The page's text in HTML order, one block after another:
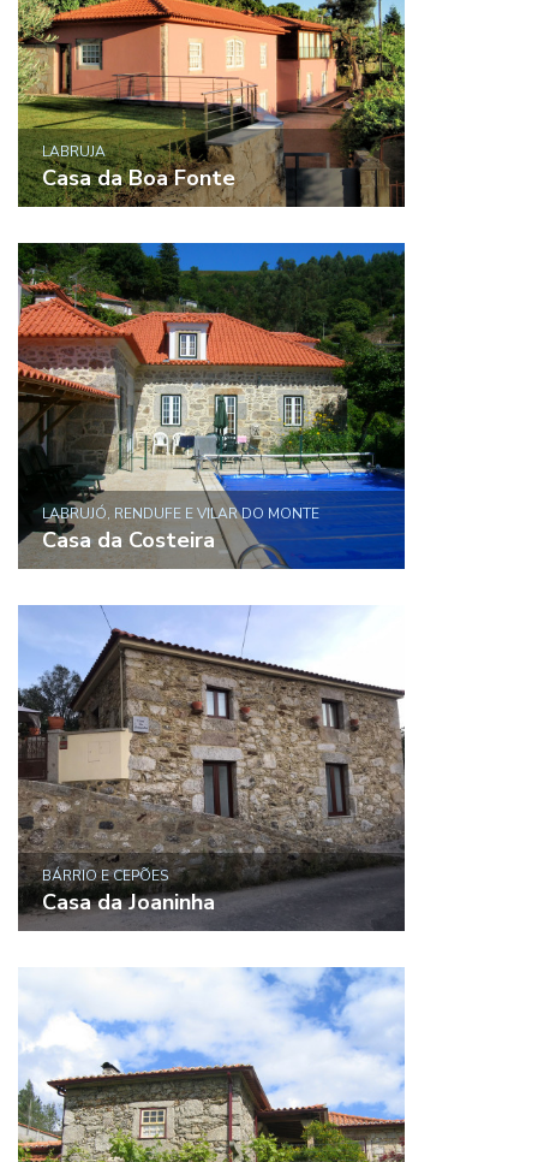
LABRUJA
Casa da Boa Fonte
LABRUJÓ, RENDUFE E VILAR DO MONTE
Casa da Costeira
BÁRRIO E CEPÕES
Casa da Joaninha